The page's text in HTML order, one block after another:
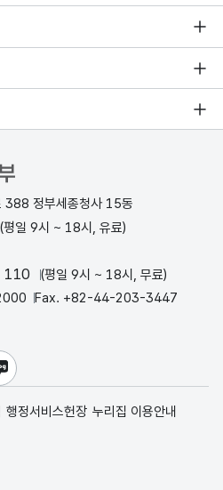
388 정부세종청사 15동
(평일 9시 ~ 18시, 유료)
110
(평일 9시 ~ 18시, 무료)
Fax. +82-44-203-3447
북로그
행정서비스헌장 누리집 이용안내